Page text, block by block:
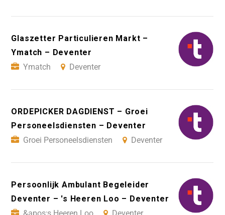
Glaszetter Particulieren Markt –
Ymatch – Deventer
Ymatch
Deventer
ORDEPICKER DAGDIENST – Groei
Personeelsdiensten – Deventer
Groei Personeelsdiensten
Deventer
Persoonlijk Ambulant Begeleider
Deventer – 's Heeren Loo – Deventer